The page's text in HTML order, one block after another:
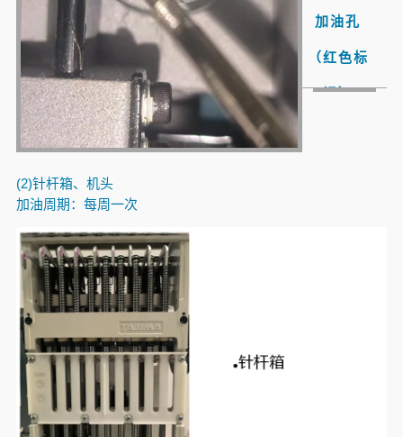
加油孔
（红色标
记）
(2)针杆箱、机头
加油周期：每周一次